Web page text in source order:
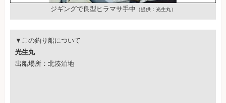
ジギングで良型ヒラマサ手中 （提供：光生丸）
▼この釣り船について
光生丸
出船場所：北湊泊地